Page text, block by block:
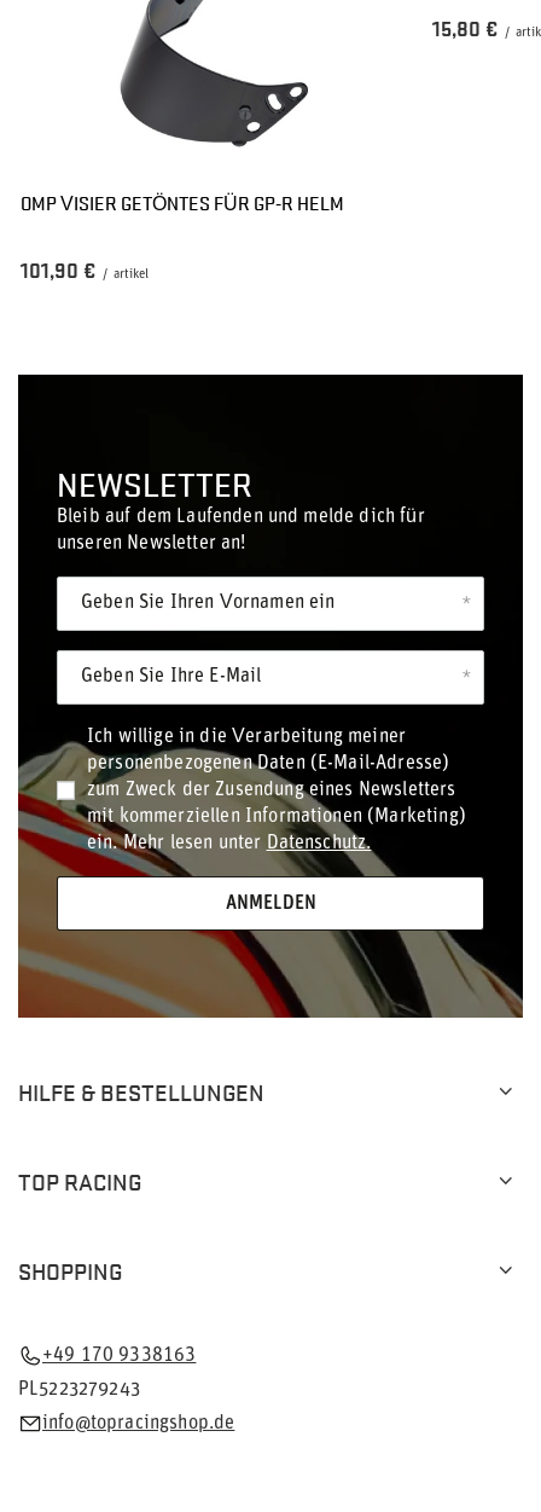
OMP VISIER GETÖNTES FÜR GP-R HELM
101,90 € / artikel
15,80 € /
NEWSLETTER
Bleib auf dem Laufenden und melde dich für
unseren Newsletter an!
Geben Sie Ihren Vornamen ein
Geben Sie Ihre E-Mail
Ich willige in die Verarbeitung meiner
personenbezogenen Daten (E-Mail-Adresse)
zum Zweck der Zusendung eines Newsletters
mit kommerziellen Informationen (Marketing)
ein. Mehr lesen unter Datenschutz.
ANMELDEN
HILFE & BESTELLUNGEN
TOP RACING
SHOPPING
+49 170 9338163
PL5223279243
info@topracingshop.de